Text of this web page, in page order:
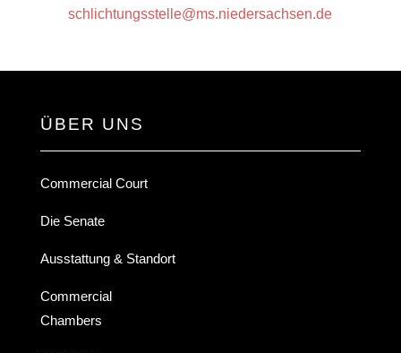
schlichtungsstelle@ms.niedersachsen.de
ÜBER UNS
Commercial Court
Die Senate
Ausstattung & Standort
Commercial
Chambers